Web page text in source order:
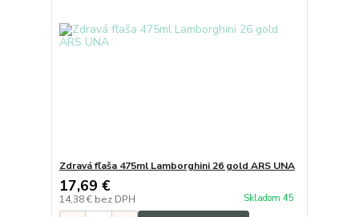
Zdravá fľaša 475ml Lamborghini 26 gold ARS UNA
17,69 €
14,38 € bez DPH Skladom 45